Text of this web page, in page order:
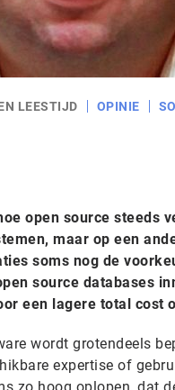
LEESTIJD OPINIE
open source steeds
maar op een
soms nog de
source databases
een lagere total cost
wordt grotendeels
expertise of